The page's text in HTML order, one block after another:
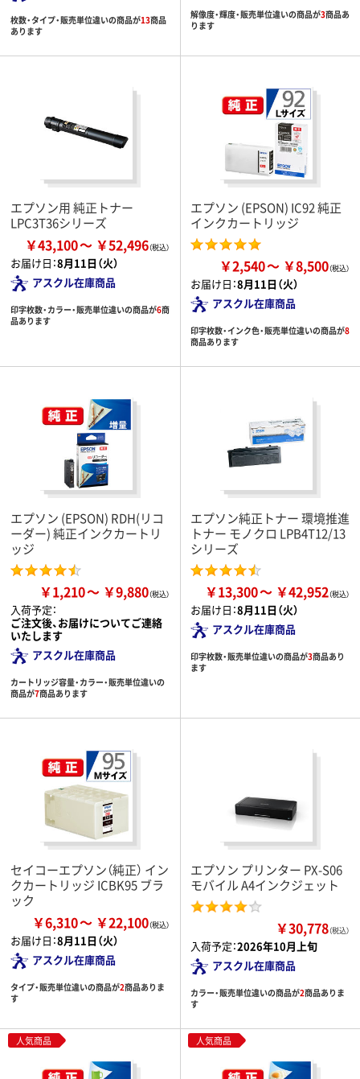
枚数・タイプ・販売単位違いの商品が13商品
あります
解像度・輝度・販売単位違いの商品が3商品あ
ります
エプソン用 純正トナー
LPC3T36シリーズ
￥43,100 ￥52,496
お届け日：8月11日（火）
アスクル在庫商品
印字枚数・カラー・販売単位違いの商品が6商
品あります
エプソン (EPSON) IC92 純正
インクカートリッジ
￥2,540 ￥8,500
お届け日：8月11日（火）
アスクル在庫商品
印字枚数・インク色・販売単位違いの商品が8
商品あります
エプソン (EPSON) RDH(リコ
ーダー) 純正インクカートリ
ッジ
￥1,210 ￥9,880
入荷予定：
ご注文後、お届けについてご連絡
いたします
アスクル在庫商品
カートリッジ容量・カラー・販売単位違いの
商品が7商品あります
エプソン純正トナー 環境推進
トナー モノクロ LPB4T12/13
シリーズ
￥13,300 ￥42,952
お届け日：8月11日（火）
アスクル在庫商品
印字枚数・販売単位違いの商品が3商品あり
ます
セイコーエプソン（純正） イン
クカートリッジ ICBK95 ブラ
ック
￥6,310 ￥22,100
お届け日：8月11日（火）
アスクル在庫商品
タイプ・販売単位違いの商品が2商品ありま
す
エプソン プリンター PX-S06
モバイル A4インクジェット
￥30,778（税込）
入荷予定：2026年10月上旬
アスクル在庫商品
カラー・販売単位違いの商品が2商品ありま
す
人気商品 人気商品